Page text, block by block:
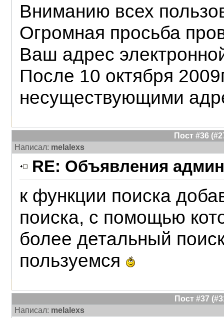
Вниманию всех
Огромная просьба
Ваш адрес
После 10 октября
несуществующими
Пост #36
Написал: melalexs
RE: Объявления
к функции поиска
поиска, с помощью
более детальный
пользуемся
Пост #37
Написал: melalexs